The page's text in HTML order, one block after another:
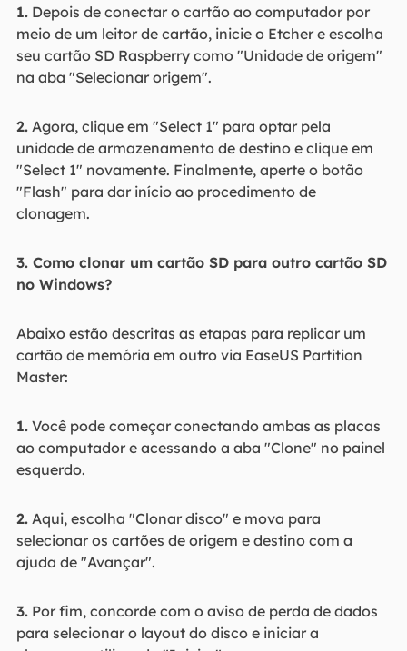
1.Depois de conectar o cartão ao computador por
meio de um leitor de cartão, inicie o Etcher e escolha
seu cartão SD Raspberry como "Unidade de origem"
na aba "Selecionar origem".
2.Agora, clique em "Select 1" para optar pela
unidade de armazenamento de destino e clique em
"Select 1" novamente. Finalmente, aperte o botão
"Flash" para dar início ao procedimento de
clonagem.
3. Como clonar um cartão SD para outro cartão SD
no Windows?
Abaixo estão descritas as etapas para replicar um
cartão de memória em outro via EaseUS Partition
Master:
1.Você pode começar conectando ambas as placas
ao computador e acessando a aba "Clone" no painel
esquerdo.
2.Aqui, escolha "Clonar disco" e mova para
selecionar os cartões de origem e destino com a
ajuda de "Avançar".
3.Por fim, concorde com o aviso de perda de dados
para selecionar o layout do disco e iniciar a